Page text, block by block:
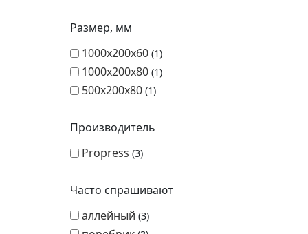
Размер, мм
1000х200х60 1
1000х200х80 1
500х200х80 1
Производитель
Propress 3
Часто спрашивают
аллейный 3